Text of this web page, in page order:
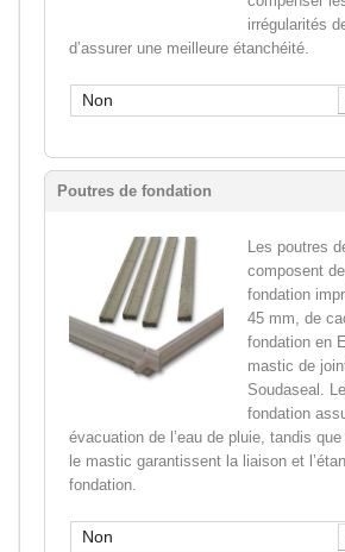
irrégularités
d’assurer une meilleure étanchéité.
Non
Poutres de fondation
Les poutres
composent
fondation
45 mm, de
fondation en
mastic de
Soudaseal.
fondation
évacuation de l’eau de pluie, tandis
le mastic garantissent la liaison et
fondation.
Non